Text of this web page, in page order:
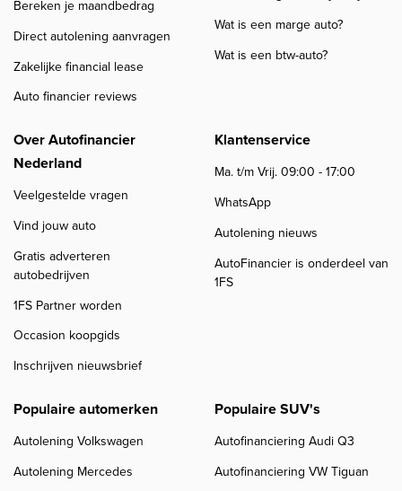
Bereken je maandbedrag
Direct autolening aanvragen
Zakelijke financial lease
Auto financier reviews
Wat is een marge auto?
Wat is een btw-auto?
Over Autofinancier
Nederland
Veelgestelde vragen
Vind jouw auto
Gratis adverteren
autobedrijven
1FS Partner worden
Occasion koopgids
Inschrijven nieuwsbrief
Klantenservice
Ma. t/m Vrij. 09:00 - 17:00
WhatsApp
Autolening nieuws
AutoFinancier is onderdeel van
1FS
Populaire automerken
Autolening Volkswagen
Autolening Mercedes
Populaire SUV's
Autofinanciering Audi Q3
Autofinanciering VW Tiguan